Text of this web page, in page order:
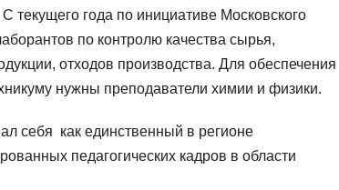
текущего года по инициативе Московского
по контролю качества сырья,
отходов производства. Для обеспечения
нужны преподаватели химии и физики.
себя как единственный в регионе
педагогических кадров в области